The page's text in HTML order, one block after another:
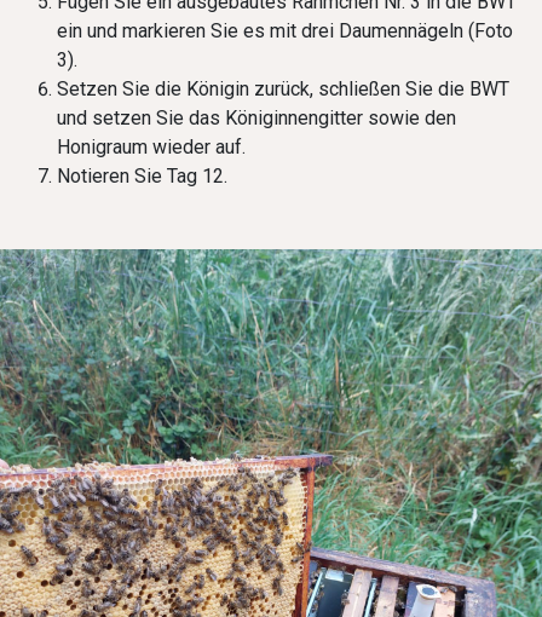
ein und markieren Sie es mit drei Daumennägeln (Foto
3).
Setzen Sie die Königin zurück, schließen Sie die BWT
und setzen Sie das Königinnengitter sowie den
Honigraum wieder auf.
Notieren Sie Tag 12.